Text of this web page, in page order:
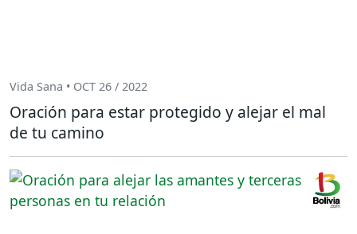
Vida Sana • OCT 26 / 2022
Oración para estar protegido y alejar el mal
de tu camino